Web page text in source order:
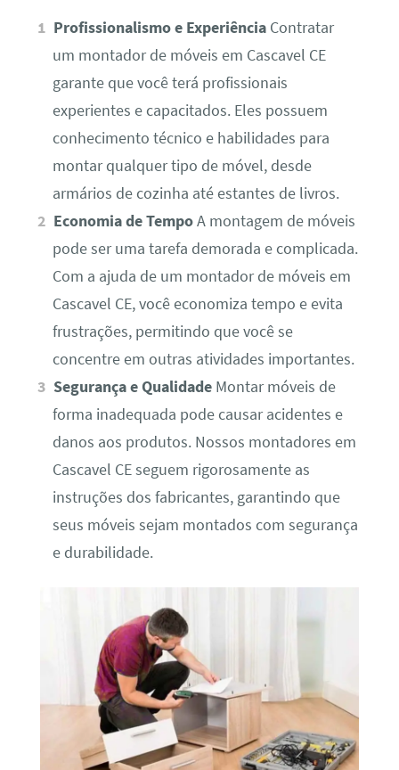
Profissionalismo e Experiência Contratar
um montador de móveis em Cascavel CE
garante que você terá profissionais
experientes e capacitados. Eles possuem
conhecimento técnico e habilidades para
montar qualquer tipo de móvel, desde
armários de cozinha até estantes de livros.
Economia de TempoA montagem de móveis
pode ser uma tarefa demorada e complicada.
Com a ajuda de um montador de móveis em
Cascavel CE, você economiza tempo e evita
frustrações, permitindo que você se
concentre em outras atividades importantes.
Segurança e Qualidade Montar móveis de
forma inadequada pode causar acidentes e
danos aos produtos. Nossos montadores em
Cascavel CE seguem rigorosamente as
instruções dos fabricantes, garantindo que
seus móveis sejam montados com segurança
e durabilidade.